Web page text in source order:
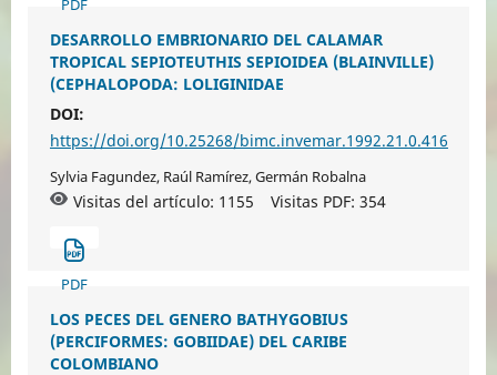
PDF
DESARROLLO EMBRIONARIO DEL CALAMAR
TROPICAL SEPIOTEUTHIS SEPIOIDEA (BLAINVILLE)
(CEPHALOPODA: LOLIGINIDAE
DOI:
https://doi.org/10.25268/bimc.invemar.1992.21.0.416
Sylvia Fagundez, Raúl Ramírez, Germán Robalna
Visitas del artículo: 1155 Visitas PDF: 354
PDF
LOS PECES DEL GENERO BATHYGOBIUS
(PERCIFORMES: GOBIIDAE) DEL CARIBE
COLOMBIANO